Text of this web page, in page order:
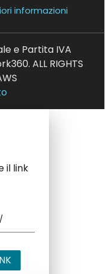
informazioni
e Partita IVA
ALL RIGHTS
il link